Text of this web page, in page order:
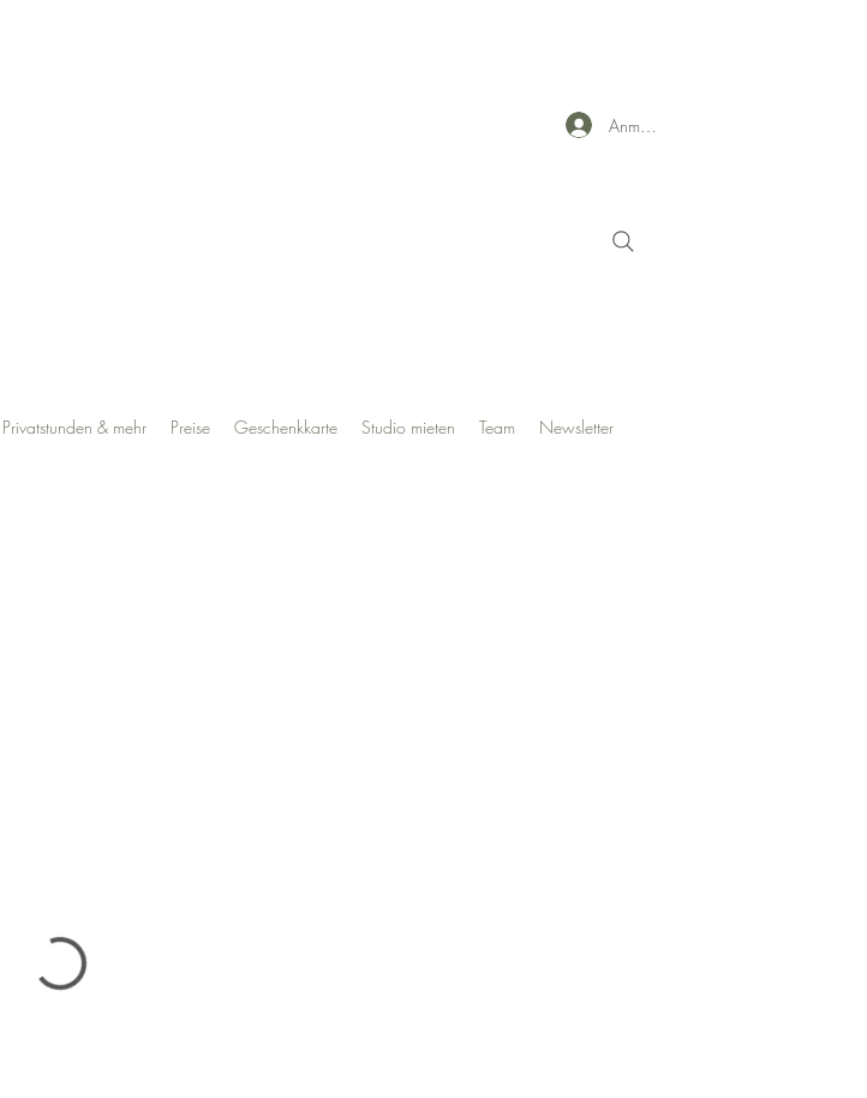
Anmelden
Privatstunden & mehr Preise Geschenkkarte Studio mieten Team Newsletter